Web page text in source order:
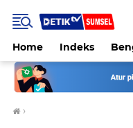
Home Indeks
›